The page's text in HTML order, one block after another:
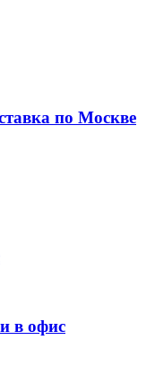
по Москве
в офис